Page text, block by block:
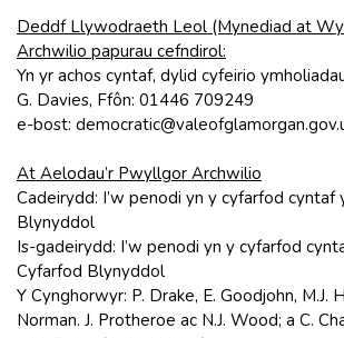
Deddf Llywodraeth Leol (Mynediad at
Archwilio papurau cefndirol:
Yn yr achos cyntaf, dylid cyfeirio
G. Davies, Ffôn: 01446 709249
e-bost:
At Aelodau’r Pwyllgor Archwilio
Cadeirydd: I’w penodi yn y cyfarfod cyntaf
Blynyddol
Is-gadeirydd: I’w penodi yn y cyfarfod
Cyfarfod Blynyddol
Y Cynghorwyr: P. Drake, E. Goodjohn, M.J.
Norman. J. Protheroe ac N.J. Wood; a C.